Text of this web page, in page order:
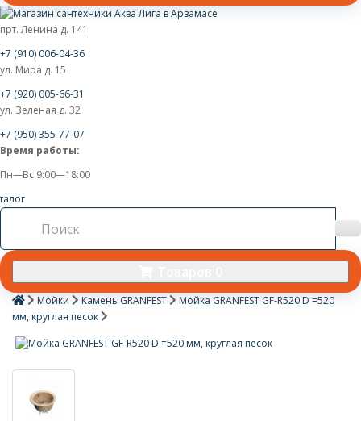
прт. Ленина д. 141
+7 (910) 006-04-36
ул. Мира д. 15
+7 (920) 005-66-31
ул. Зеленая д. 32
+7 (950) 355-77-07
Время работы:
Пн—Вс 9:00—18:00
Мойки Камень GRANFEST
Мойка GRANFEST GF-R520 D =520
мм, круглая песок